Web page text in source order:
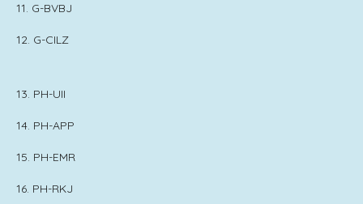
11. G-BVBJ
12. G-CILZ
13. PH-UII
14. PH-APP
15. PH-EMR
16. PH-RKJ